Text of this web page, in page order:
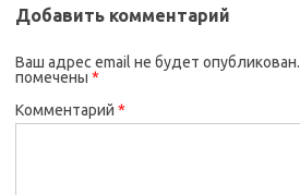
Добавить комментарий
Ваш адрес email не будет опубликован.
помечены *
Комментарий *